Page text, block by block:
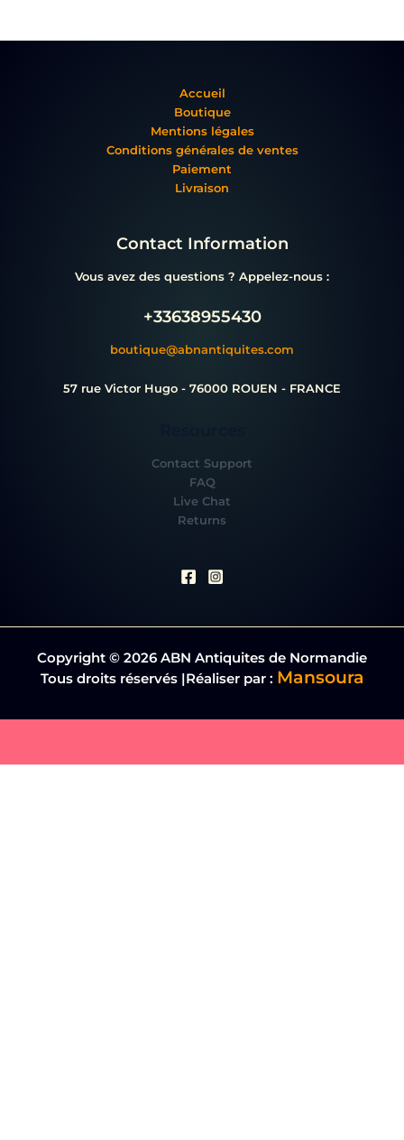
Accueil
Boutique
Mentions légales
Conditions générales de ventes
Paiement
Livraison
Contact Information
Vous avez des questions ? Appelez-nous :
+33638955430
boutique@abnantiquites.com
57 rue Victor Hugo - 76000 ROUEN - FRANCE
Contact Support
FAQ
Live Chat
Returns
Copyright © 2026 ABN Antiquites de Normandie
Tous droits réservés |Réaliser par : Mansoura